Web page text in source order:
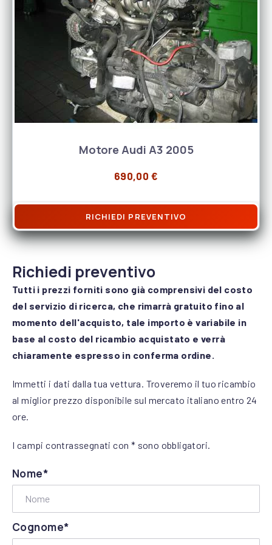
Motore Audi A3 2005
690,00 €
RICHIEDI PREVENTIVO
Richiedi preventivo
Tutti i prezzi forniti sono già comprensivi del costo
del servizio di ricerca, che rimarrà gratuito fino al
momento dell'acquisto, tale importo è variabile in
base al costo del ricambio acquistato e verrà
chiaramente espresso in conferma ordine.
Immetti i dati dalla tua vettura. Troveremo il tuo ricambio
al miglior prezzo disponibile sul mercato italiano entro 24
ore.
I campi contrassegnati con * sono obbligatori.
Nome*
Cognome*